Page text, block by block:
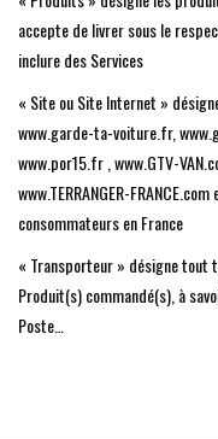
accepte de livrer sous le
inclure des Services
« Site ou Site Internet »
www.garde-ta-voiture.fr,
www.por15.fr , www.GTV-
www.TERRANGER-
consommateurs en France
« Transporteur » désigne tout
Produit(s) commandé(s), à
Poste…